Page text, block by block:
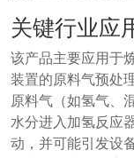
关键行业应
该产品主要应用于
装置的原料气预处
原料气（如氢气、
水分进入加氢反应
动，并可能引发设